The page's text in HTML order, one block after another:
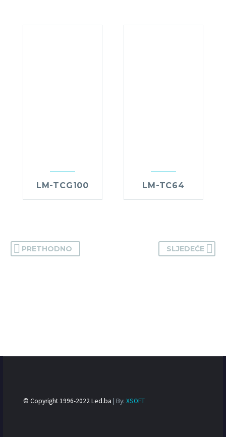
LM-TCG100 LM-TC64
PRETHODNO SLJEDEĆE
© Copyright 1996-2022 Led.ba | By: XSOFT